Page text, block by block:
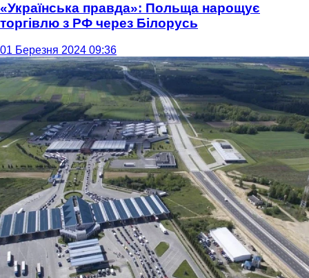
«Українська правда»: Польща нарощує
торгівлю з РФ через Білорусь
01 Березня 2024 09:36